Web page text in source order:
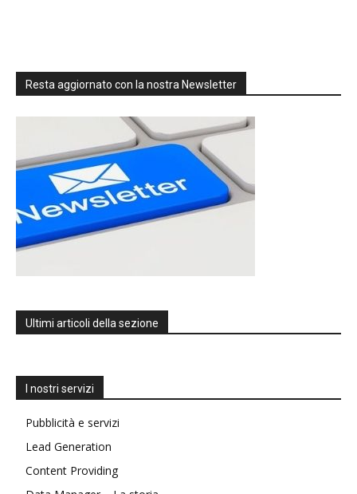
Resta aggiornato con la nostra Newsletter
Ultimi articoli della sezione
I nostri servizi
Pubblicità e servizi
Lead Generation
Content Providing